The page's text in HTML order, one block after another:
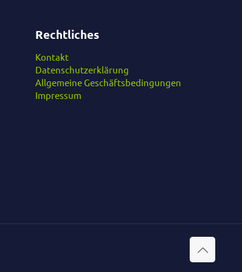
Rechtliches
Kontakt
Datenschutzerklärung
Allgemeine Geschäftsbedingungen
Impressum